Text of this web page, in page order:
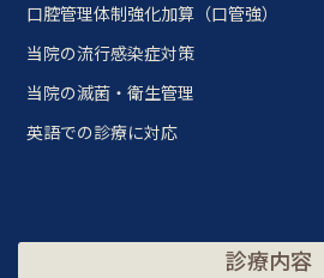
口腔管理体制強化加算（口管強）
当院の流行感染症対策
当院の滅菌・衛生管理
英語での診療に対応
診療内容